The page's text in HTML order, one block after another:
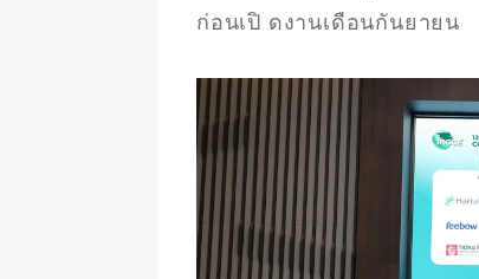
ก่อนเปิ ดงานเดือนกันยายน